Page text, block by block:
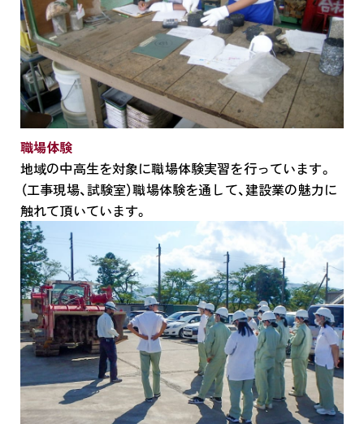
職場体験
地域の中高生を対象に職場体験実習を行っています。
（工事現場、試験室）職場体験を通して、建設業の魅力に
触れて頂いています。